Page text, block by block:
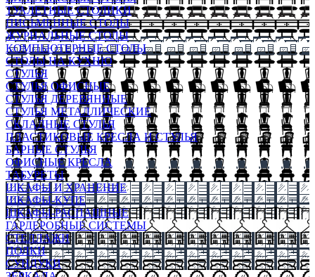
ТУАЛЕТНЫЕ СТОЛИКИ
ПИСЬМЕННЫЕ СТОЛЫ
ЖУРНАЛЬНЫЕ СТОЛЫ
КОМПЬЮТЕРНЫЕ СТОЛЫ
СТОЛЫ НА КУХНЮ
СТУЛЬЯ
СТУЛЬЯ ОФИСНЫЕ
СТУЛЬЯ ДЕРЕВЯННЫЕ
СТУЛЬЯ МЕТАЛЛИЧЕСКИЕ
СКЛАДНЫЕ СТУЛЬЯ
ПЛАСТИКОВЫЕ КРЕСЛА И СТУЛЬЯ
БАРНЫЕ СТУЛЬЯ
ОФИСНЫЕ КРЕСЛА
ТАБУРЕТЫ
ШКАФЫ И ХРАНЕНИЕ
ШКАФЫ-КУПЕ
ШКАФЫ-РАСПАШНЫЕ
ГАРДЕРОБНЫЕ СИСТЕМЫ
СТЕЛЛАЖИ
ПОЛКИ
СУНДУКИ